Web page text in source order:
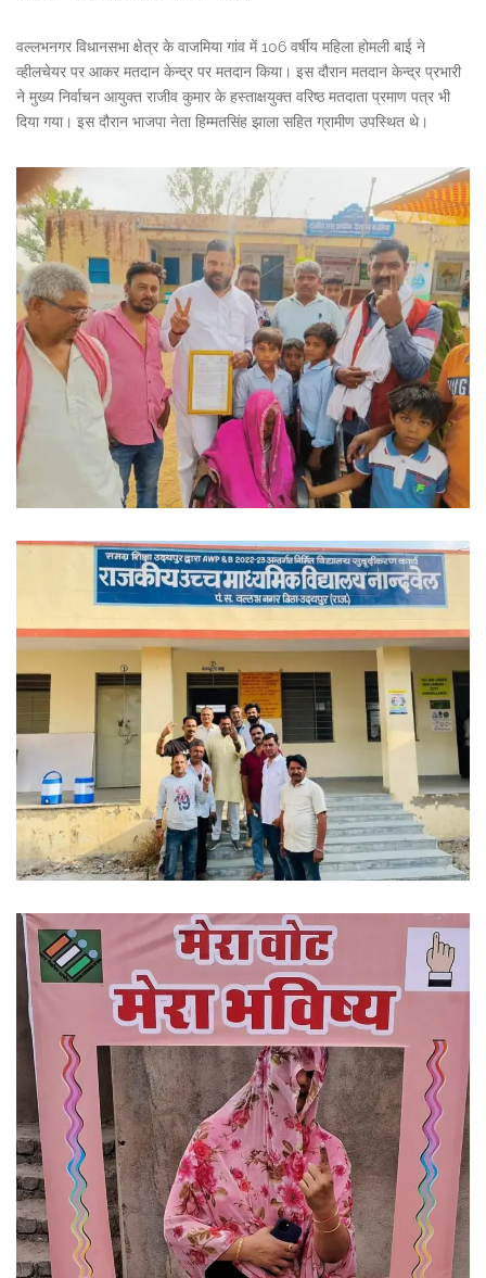
वल्लभनगर विधानसभा क्षेत्र के वाजमिया गांव में 106 वर्षीय महिला होमली बाई ने
व्हीलचेयर पर आकर मतदान केन्द्र पर मतदान किया। इस दौरान मतदान केन्द्र प्रभारी
ने मुख्य निर्वाचन आयुक्त राजीव कुमार के हस्ताक्षयुक्त वरिष्ठ मतदाता प्रमाण पत्र भी
दिया गया। इस दौरान भाजपा नेता हिम्मतसिंह झाला सहित ग्रामीण उपस्थित थे।